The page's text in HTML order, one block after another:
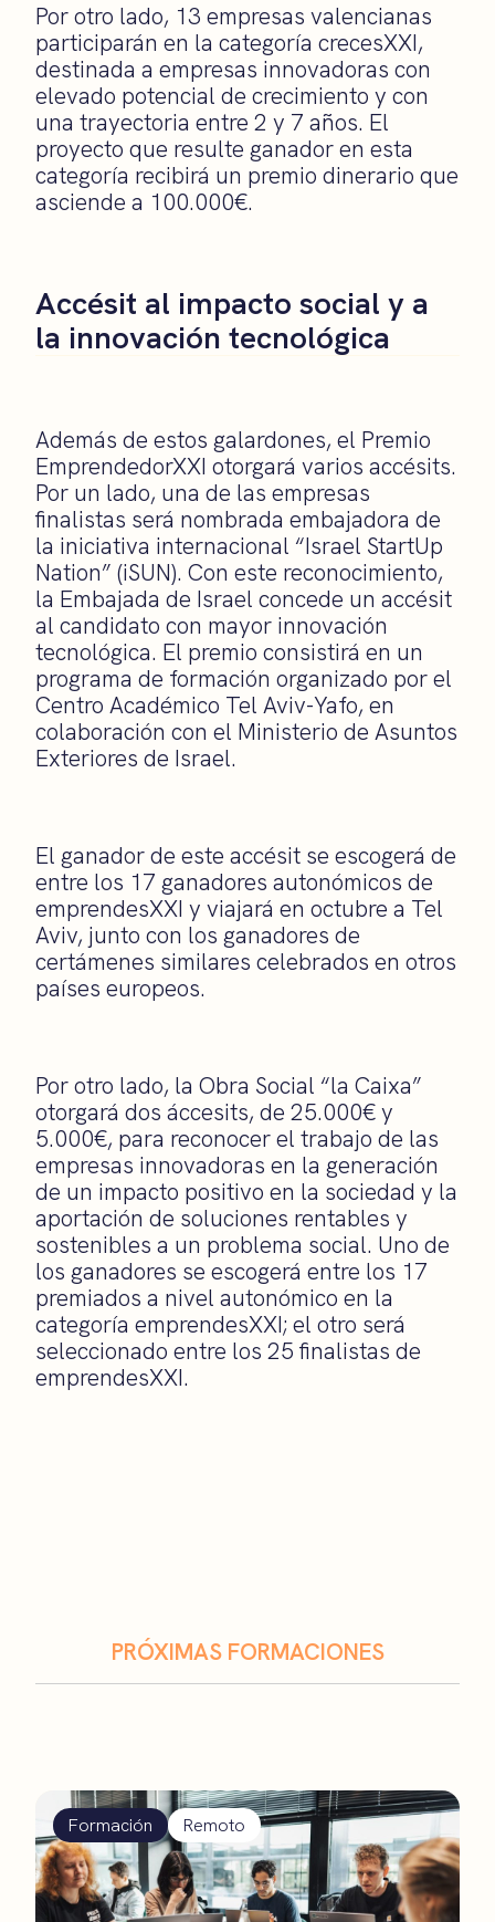
Por otro lado, 13 empresas valencianas
participarán en la categoría crecesXXI,
destinada a empresas innovadoras con
elevado potencial de crecimiento y con
una trayectoria entre 2 y 7 años. El
proyecto que resulte ganador en esta
categoría recibirá un premio dinerario que
asciende a 100.000€.
Accésit al impacto social y a
la innovación tecnológica
Además de estos galardones, el Premio
EmprendedorXXI otorgará varios accésits.
Por un lado, una de las empresas
finalistas será nombrada embajadora de
la iniciativa internacional “Israel StartUp
Nation” (iSUN). Con este reconocimiento,
la Embajada de Israel concede un accésit
al candidato con mayor innovación
tecnológica. El premio consistirá en un
programa de formación organizado por el
Centro Académico Tel Aviv-Yafo, en
colaboración con el Ministerio de Asuntos
Exteriores de Israel.
El ganador de este accésit se escogerá de
entre los 17 ganadores autonómicos de
emprendesXXI y viajará en octubre a Tel
Aviv, junto con los ganadores de
certámenes similares celebrados en otros
países europeos.
Por otro lado, la Obra Social “la Caixa”
otorgará dos áccesits, de 25.000€ y
5.000€, para reconocer el trabajo de las
empresas innovadoras en la generación
de un impacto positivo en la sociedad y la
aportación de soluciones rentables y
sostenibles a un problema social. Uno de
los ganadores se escogerá entre los 17
premiados a nivel autonómico en la
categoría emprendesXXI; el otro será
seleccionado entre los 25 finalistas de
emprendesXXI.
PRÓXIMAS FORMACIONES
Formación Remoto